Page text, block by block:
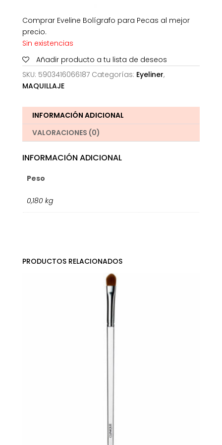
Comprar Eveline Bolígrafo para Pecas al mejor
precio.
Sin existencias
Añadir producto a tu lista de deseos
SKU: 5903416066187 Categorías: Eyeliner,
MAQUILLAJE
INFORMACIÓN ADICIONAL
VALORACIONES (0)
INFORMACIÓN ADICIONAL
Peso
0,180 kg
PRODUCTOS RELACIONADOS